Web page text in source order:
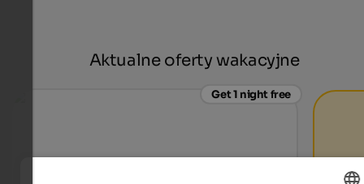
Aktualne oferty wakacyjne
Get 1 night free